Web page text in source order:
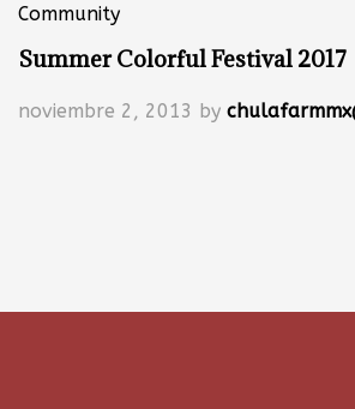
Community
Summer Colorful Festival 2017
noviembre 2, 2013 by